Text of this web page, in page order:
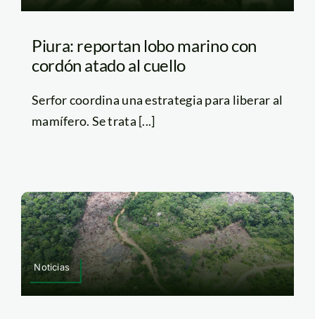
Piura: reportan lobo marino con
cordón atado al cuello
Serfor coordina una estrategia para liberar al
mamífero. Se trata [...]
Noticias